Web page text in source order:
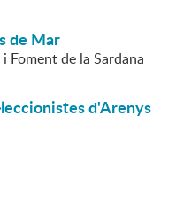
de Mar
Foment de la Sardana
d'Arenys